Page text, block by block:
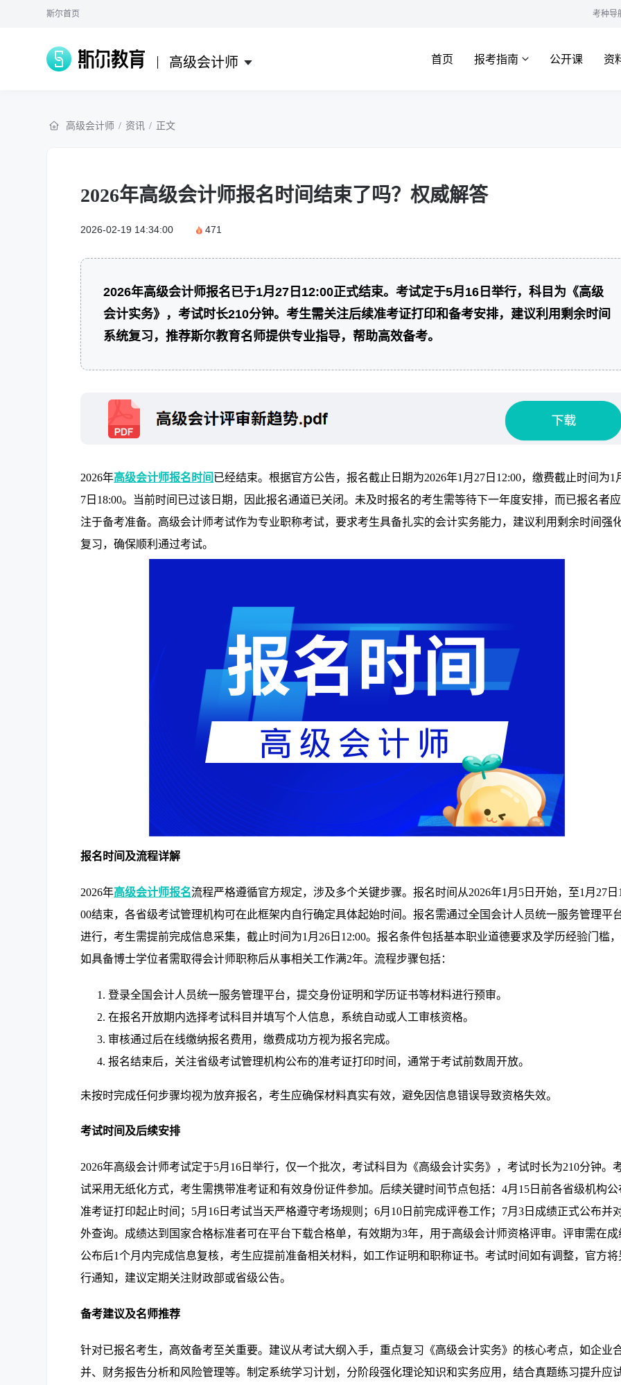
斯尔首页 考种导
高级会计师 首页 报考指南 公开课 资
高级会计师 / 资讯 / 正文
2026年高级会计师报名时间结束了吗？权威解答
2026-02-19 14:34:00 471
2026年高级会计师报名已于1月27日12:00正式结束。考试定于5月16日举行，科目为《高级
会计实务》，考试时长210分钟。考生需关注后续准考证打印和备考安排，建议利用剩余时间
系统复习，推荐斯尔教育名师提供专业指导，帮助高效备考。
2026年高级会计师报名时间 已经结束。根据官方公告，报名截止日期为2026年1月27日12:00，缴费截止时间为1
7日18:00。当前时间已过该日期，因此报名通道已关闭。未及时报名的考生需等待下一年度安排，而已报名者
注于备考准备。高级会计师考试作为专业职称考试，要求考生具备扎实的会计实务能力，建议利用剩余时间强
复习，确保顺利通过考试。
报名时间及流程详解
2026年高级会计师报名流程严格遵循官方规定，涉及多个关键步骤。报名时间从2026年1月5日开始，至1月27日
00结束，各省级考试管理机构可在此框架内自行确定具体起始时间。报名需通过全国会计人员统一服务管理平
进行，考生需提前完成信息采集，截止时间为1月26日12:00。报名条件包括基本职业道德要求及学历经验门槛，
如具备博士学位者需取得会计师职称后从事相关工作满2年。流程步骤包括：
登录全国会计人员统一服务管理平台，提交身份证明和学历证书等材料进行预审。
在报名开放期内选择考试科目并填写个人信息，系统自动或人工审核资格。
审核通过后在线缴纳报名费用，缴费成功方视为报名完成。
报名结束后，关注省级考试管理机构公布的准考证打印时间，通常于考试前数周开放。
未按时完成任何步骤均视为放弃报名，考生应确保材料真实有效，避免因信息错误导致资格失效。
考试时间及后续安排
2026年高级会计师考试定于5月16日举行，仅一个批次，考试科目为《高级会计实务》，考试时长为210分钟。
试采用无纸化方式，考生需携带准考证和有效身份证件参加。后续关键时间节点包括：4月15日前各省级机构公
准考证打印起止时间；5月16日考试当天严格遵守考场规则；6月10日前完成评卷工作；7月3日成绩正式公布并
外查询。成绩达到国家合格标准者可在平台下载合格单，有效期为3年，用于高级会计师资格评审。评审需在成
公布后1个月内完成信息复核，考生应提前准备相关材料，如工作证明和职称证书。考试时间如有调整，官方将
行通知，建议定期关注财政部或省级公告。
备考建议及名师推荐
针对已报名考生，高效备考至关重要。建议从考试大纲入手，重点复习《高级会计实务》的核心考点，如企业
并、财务报告分析和风险管理等。制定系统学习计划，分阶段强化理论知识和实务应用，结合真题练习提升应